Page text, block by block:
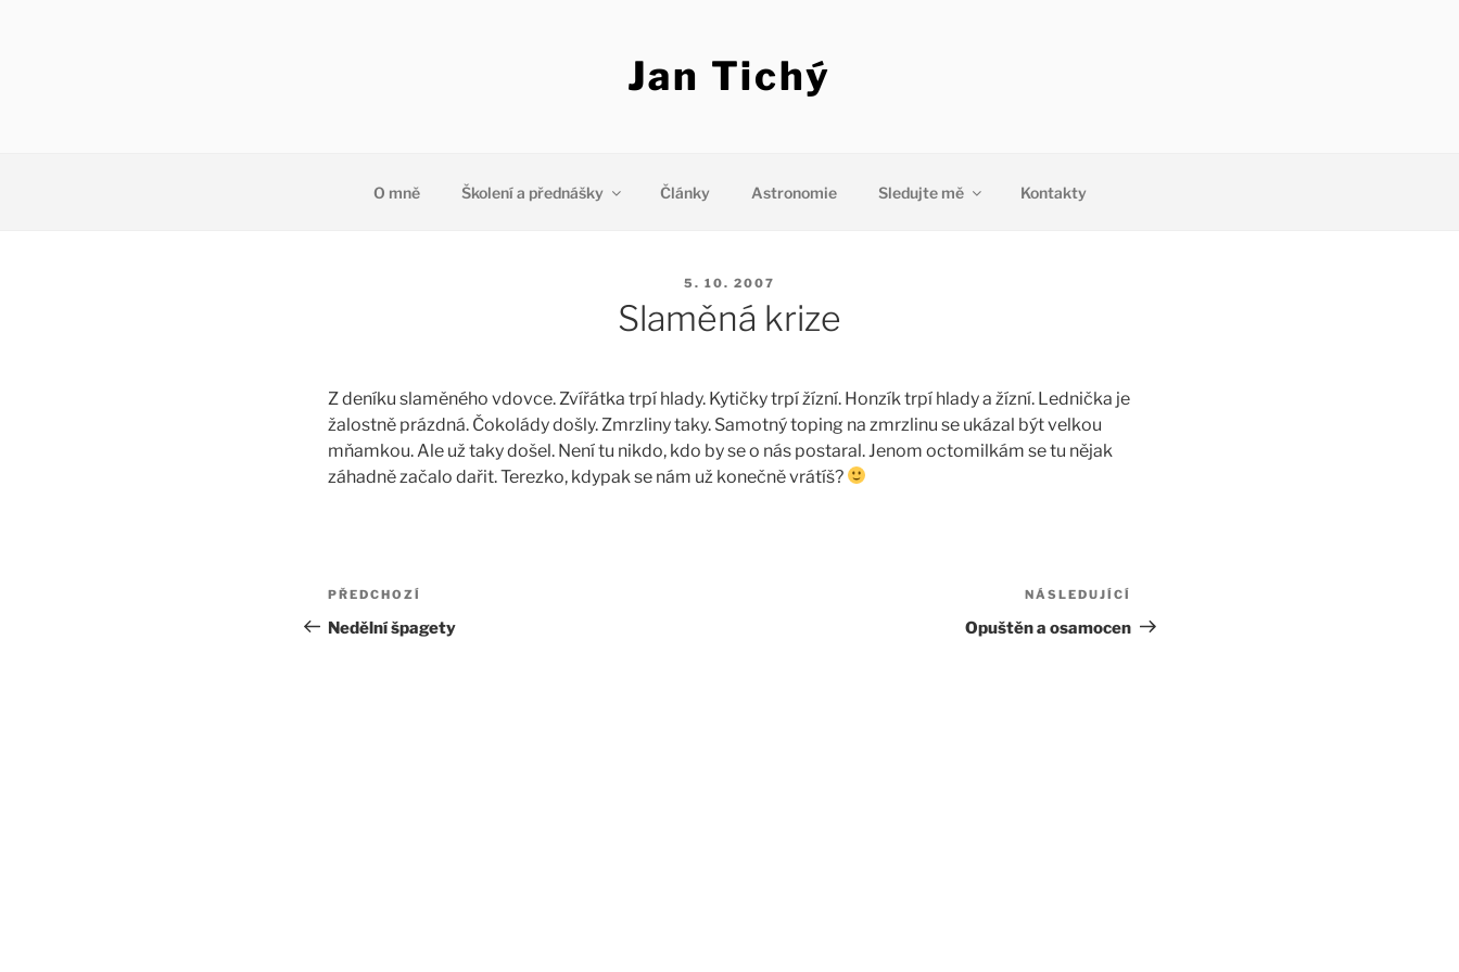
Jan Tichý
O mně Školení a přednášky Články Astronomie Sledujte mě Kontakty
PUBLIKOVÁNO
5. 10. 2007
Slaměná krize
Z deníku slaměného vdovce. Zvířátka trpí hlady. Kytičky trpí žízní. Honzík trpí hlady a žízní. Lednička je
žalostně prázdná. Čokolády došly. Zmrzliny taky. Samotný toping na zmrzlinu se ukázal být velkou
mňamkou. Ale už taky došel. Není tu nikdo, kdo by se o nás postaral. Jenom octomilkám se tu nějak
záhadně začalo dařit. Terezko, kdypak se nám už konečně vrátíš?
Navigace
pro
Předchozí
příspěvek
PŘEDCHOZÍ
Nedělní špagety
příspěvek
NÁSLEDUJÍCÍ
Opuštěn a osamocen